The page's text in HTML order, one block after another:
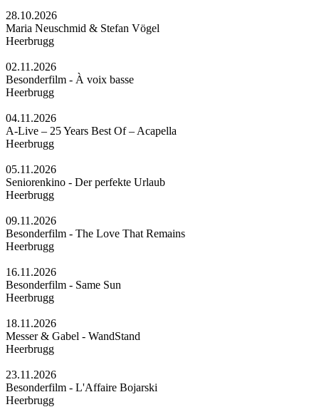
28.10.2026
Maria Neuschmid & Stefan Vögel
Heerbrugg
02.11.2026
Besonderfilm - À voix basse
Heerbrugg
04.11.2026
A-Live – 25 Years Best Of – Acapella
Heerbrugg
05.11.2026
Seniorenkino - Der perfekte Urlaub
Heerbrugg
09.11.2026
Besonderfilm - The Love That Remains
Heerbrugg
16.11.2026
Besonderfilm - Same Sun
Heerbrugg
18.11.2026
Messer & Gabel - WandStand
Heerbrugg
23.11.2026
Besonderfilm - L'Affaire Bojarski
Heerbrugg